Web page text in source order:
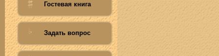
Гостевая книга
Задать вопрос